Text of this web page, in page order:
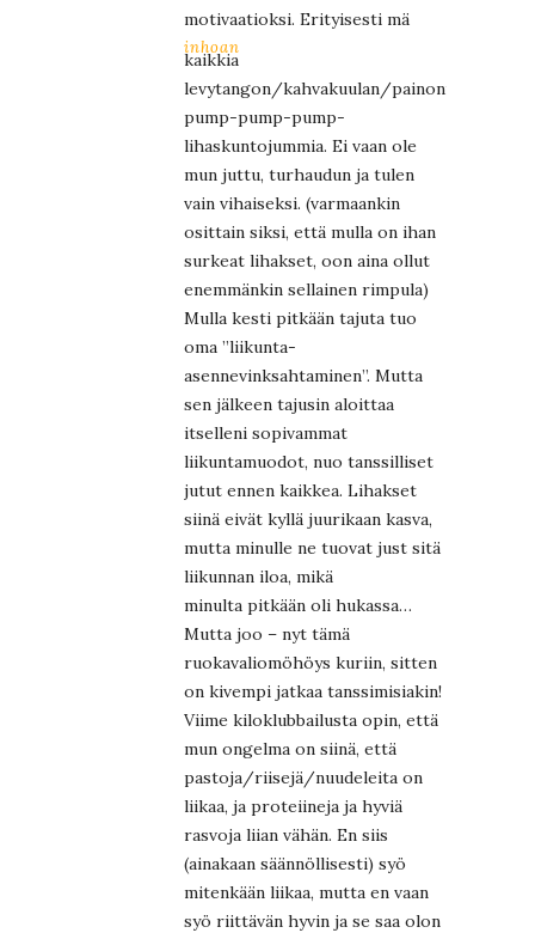
motivaatioksi. Erityisesti mä
inhoan
kaikkia
levytangon/kahvakuulan/painonnostelu-
pump-pump-pump-
lihaskuntojummia. Ei vaan ole
mun juttu, turhaudun ja tulen
vain vihaiseksi. (varmaankin
osittain siksi, että mulla on ihan
surkeat lihakset, oon aina ollut
enemmänkin sellainen rimpula)
Mulla kesti pitkään tajuta tuo
oma ”liikunta-
asennevinksahtaminen”. Mutta
sen jälkeen tajusin aloittaa
itselleni sopivammat
liikuntamuodot, nuo tanssilliset
jutut ennen kaikkea. Lihakset
siinä eivät kyllä juurikaan kasva,
mutta minulle ne tuovat just sitä
liikunnan iloa, mikä
minulta pitkään oli hukassa…
Mutta joo – nyt tämä
ruokavaliomöhöys kuriin, sitten
on kivempi jatkaa tanssimisiakin!
Viime kiloklubbailusta opin, että
mun ongelma on siinä, että
pastoja/riisejä/nuudeleita on
liikaa, ja proteiineja ja hyviä
rasvoja liian vähän. En siis
(ainakaan säännöllisesti) syö
mitenkään liikaa, mutta en vaan
syö riittävän hyvin ja se saa olon